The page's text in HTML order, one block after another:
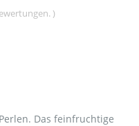
)
Das feinfruchtige